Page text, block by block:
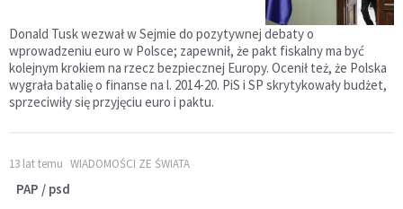
Donald Tusk wezwał w Sejmie do pozytywnej debaty o
wprowadzeniu euro w Polsce; zapewnił, że pakt fiskalny ma być
kolejnym krokiem na rzecz bezpiecznej Europy. Ocenił też, że Polska
wygrała batalię o finanse na l. 2014-20. PiS i SP skrytykowały budżet,
sprzeciwiły się przyjęciu euro i paktu.
13 lat temu WIADOMOŚCI ZE ŚWIATA
PAP / psd